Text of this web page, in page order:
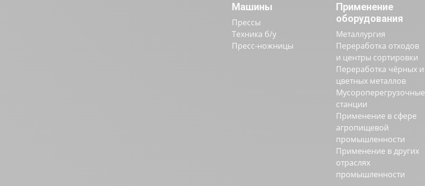
Машины
Прессы
Техника б/у
Пресс-ножницы
Применение
оборудования
Металлургия
Переработка отходов
и центры сортировки
Переработка чёрных и
цветных металлов
Мусороперегрузочные
станции
Применение в сфере
агропищевой
промышленности
Применение в других
отраслях
промышленности